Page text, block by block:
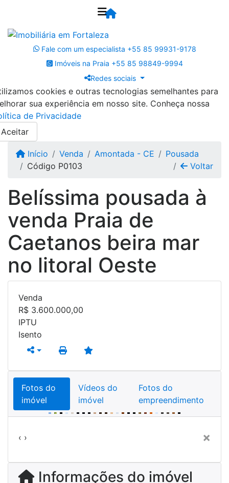
Fale com um especialista +55 85 99931-9178
Imóveis na Praia +55 85 98849-9994
Redes sociais
cookies e outras tecnologias semelhantes para
sua experiência em nosso site. Conheça nossa
de Privacidade
Aceitar
Início Venda Amontada - CE
Pousada
Código P0103
Voltar
Belíssima pousada à
venda Praia de
Caetanos beira mar
no litoral Oeste
Venda
R$ 3.600.000,00
IPTU
Isento
Fotos do
imóvel
Vídeos do
imóvel
Fotos do
empreendimento
Next
‹ › ×
Informações do imóvel